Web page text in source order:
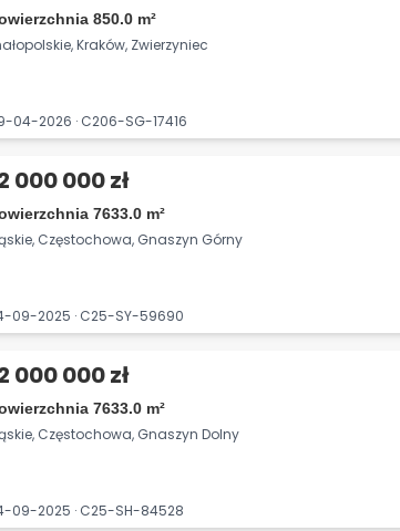
850.0 m²
Kraków, Zwierzyniec
04-2026 · C206-SG-17416
000 000 zł
7633.0 m²
Częstochowa, Gnaszyn Górny
09-2025 · C25-SY-59690
000 000 zł
7633.0 m²
Częstochowa, Gnaszyn Dolny
09-2025 · C25-SH-84528